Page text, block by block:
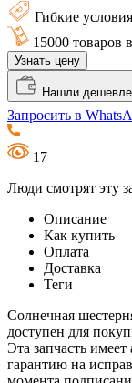
Гибкие
15000 товаров
Узнать цену
Нашли
Запросить в
17
Люди смотрят эту
Описание
Как купить
Оплата
Доставка
Теги
Солнечная
доступен для
Эта запчасть
гарантию на